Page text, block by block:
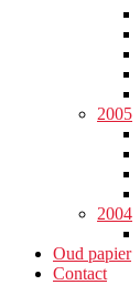
2005
2004
Oud papier
Contact